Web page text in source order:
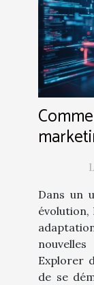
Dans un
Explorer
de se